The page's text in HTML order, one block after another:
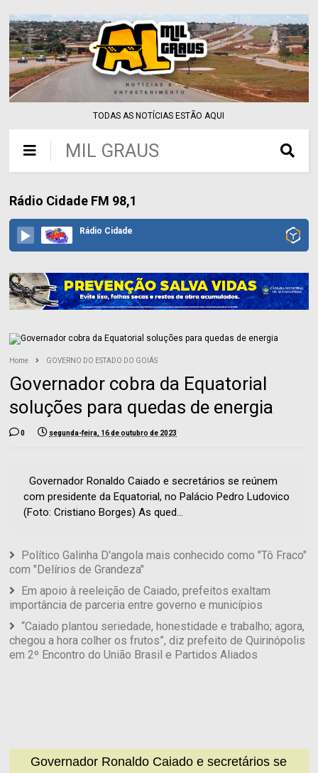
TODAS AS NOTÍCIAS ESTÃO AQUI
MIL GRAUS
Rádio Cidade FM 98,1
Rádio Cidade
Home GOVERNO DO ESTADO DO GOIÁS
Governador cobra da Equatorial
soluções para quedas de energia
0 segunda-feira, 16 de outubro de 2023
Governador Ronaldo Caiado e secretários se reúnem
com presidente da Equatorial, no Palácio Pedro Ludovico
(Foto: Cristiano Borges) As qued...
Político Galinha D'angola mais conhecido como "Tô Fraco"
com "Delírios de Grandeza"
Em apoio à reeleição de Caiado, prefeitos exaltam
importância de parceria entre governo e municípios
“Caiado plantou seriedade, honestidade e trabalho; agora,
chegou a hora colher os frutos”, diz prefeito de Quirinópolis
em 2º Encontro do União Brasil e Partidos Aliados
Governador Ronaldo Caiado e secretários se